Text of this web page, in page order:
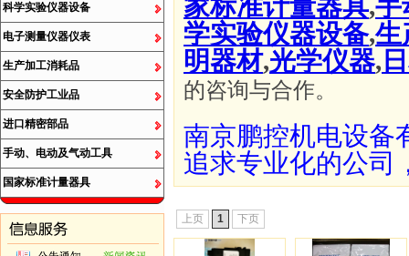
科学实验仪器设备
电子测量仪器仪表
生产加工消耗品
安全防护工业品
进口精密部品
手动、电动及气动工具
国家标准计量器具
家标准计量器具,手
学实验仪器设备,生
明器材,光学仪器,
的咨询与合作。
南京鹏控机电设备
追求专业化的公司
上页 1 下页